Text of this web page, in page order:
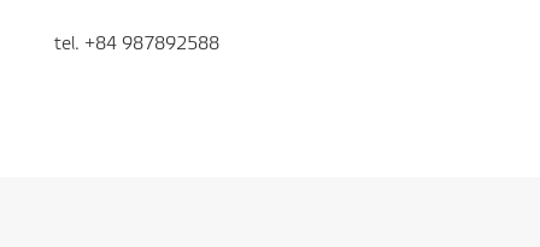
tel. +84 987892588